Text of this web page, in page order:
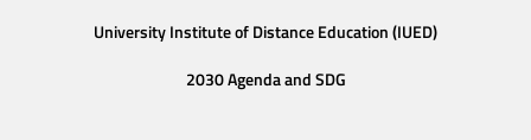
University Institute of Distance Education (IUED)
2030 Agenda and SDG